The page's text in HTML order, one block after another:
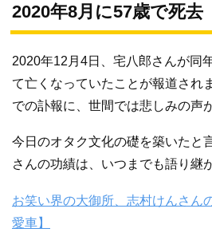
2020年8月に57歳で死去
2020年12月4日、宅八郎さんが同
て亡くなっていたことが報道され
での訃報に、世間では悲しみの声
今日のオタク文化の礎を築いたと
さんの功績は、いつまでも語り継
お笑い界の大御所、志村けんさん
愛車】